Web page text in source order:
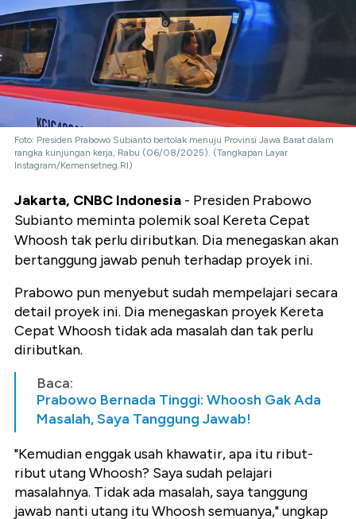
Foto: Presiden Prabowo Subianto bertolak menuju Provinsi Jawa Barat dalam
rangka kunjungan kerja, Rabu (06/08/2025). (Tangkapan Layar
Instagram/Kemensetneg.RI)
Jakarta, CNBC Indonesia - Presiden Prabowo
Subianto meminta polemik soal Kereta Cepat
Whoosh tak perlu diributkan. Dia menegaskan akan
bertanggung jawab penuh terhadap proyek ini.
Prabowo pun menyebut sudah mempelajari secara
detail proyek ini. Dia menegaskan proyek Kereta
Cepat Whoosh tidak ada masalah dan tak perlu
diributkan.
Baca:
Prabowo Bernada Tinggi: Whoosh Gak Ada
Masalah, Saya Tanggung Jawab!
"Kemudian enggak usah khawatir, apa itu ribut-
ribut utang Whoosh? Saya sudah pelajari
masalahnya. Tidak ada masalah, saya tanggung
jawab nanti utang itu Whoosh semuanya," ungkap